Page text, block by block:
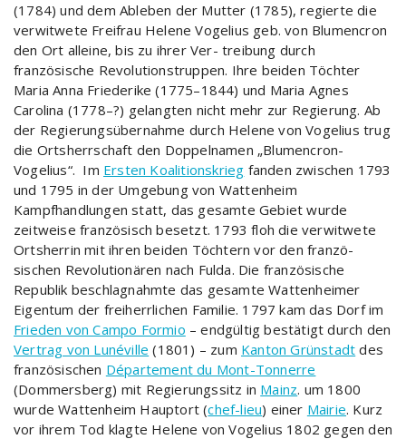
(1784) und dem Ableben der Mutter (1785), regierte die
verwitwete Freifrau Helene Vogelius geb. von Blumencron
den Ort alleine, bis zu ihrer Ver- treibung durch
französische Revolutionstruppen. Ihre beiden Töchter
Maria Anna Friederike (1775–1844) und Maria Agnes
Carolina (1778–?) gelangten nicht mehr zur Regierung. Ab
der Regierungsübernahme durch Helene von Vogelius trug
die Ortsherrschaft den Doppelnamen „Blumencron-
Vogelius“. Im Ersten Koalitionskrieg fanden zwischen 1793
und 1795 in der Umgebung von Wattenheim
Kampfhandlungen statt, das gesamte Gebiet wurde
zeitweise französisch besetzt. 1793 floh die verwitwete
Ortsherrin mit ihren beiden Töchtern vor den franzö-
sischen Revolutionären nach Fulda. Die französische
Republik beschlagnahmte das gesamte Wattenheimer
Eigentum der freiherrlichen Familie. 1797 kam das Dorf im
Frieden von Campo Formio – endgültig bestätigt durch den
Vertrag von Lunéville (1801) – zum Kanton Grünstadt des
französischen Département du Mont-Tonnerre
(Dommersberg) mit Regierungssitz in Mainz. um 1800
wurde Wattenheim Hauptort (chef-lieu) einer Mairie. Kurz
vor ihrem Tod klagte Helene von Vogelius 1802 gegen den